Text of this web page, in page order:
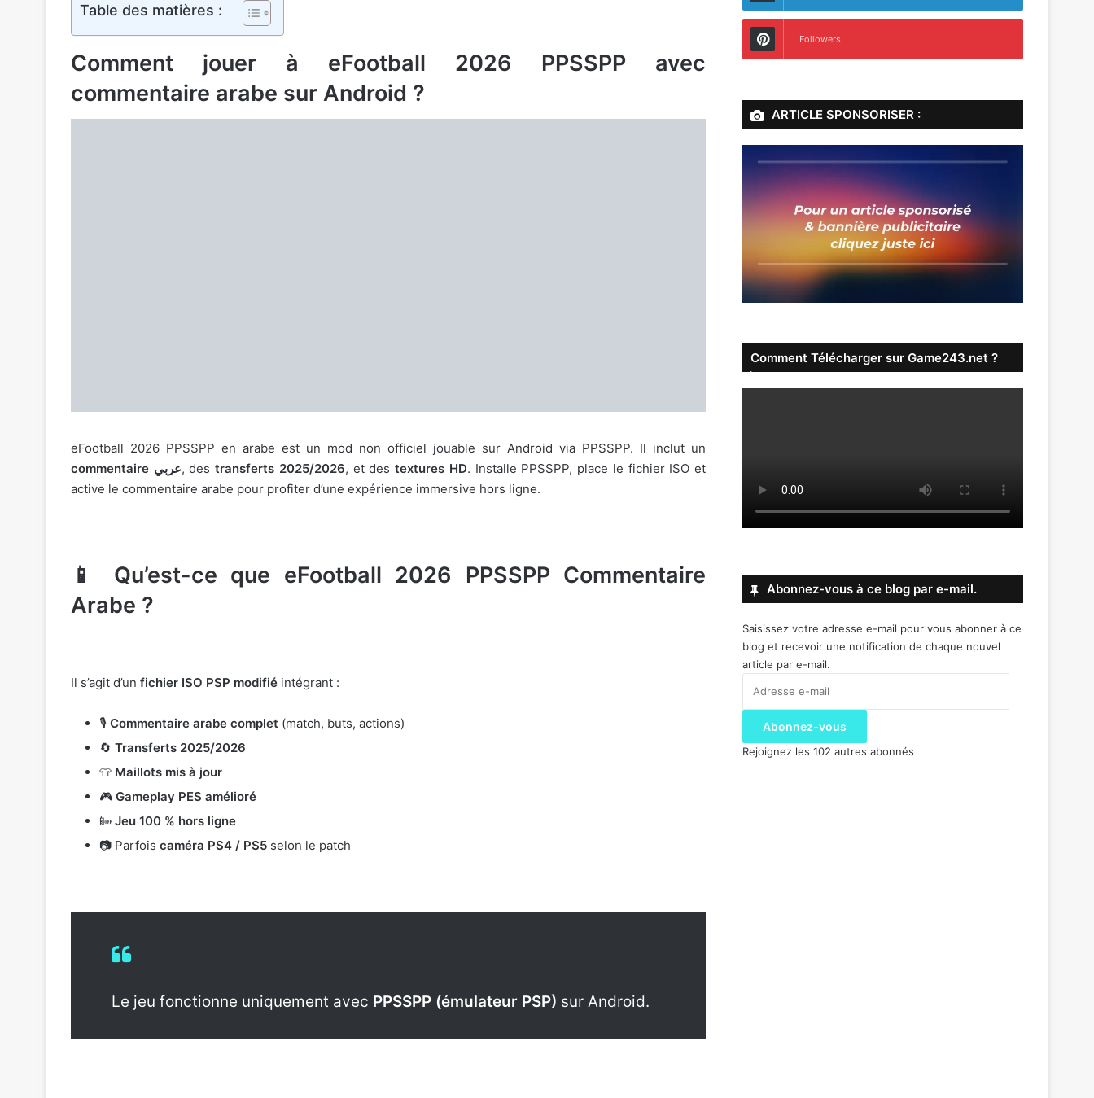
Table des matières :
Comment jouer à eFootball 2026 PPSSPP avec
commentaire arabe sur Android ?
eFootball 2026 PPSSPP en arabe est un mod non officiel jouable sur Android via PPSSPP. Il inclut un
commentaire عربي, destransferts 2025/2026, et destextures HD. Installe PPSSPP, place le fichier ISO et
active le commentaire arabe pour profiter d’une expérience immersive hors ligne.
📱 Qu’est-ce que eFootball 2026 PPSSPP Commentaire
Arabe ?
Il s’agit d’un fichier ISO PSP modifié intégrant :
🎙️ Commentaire arabe complet (match, buts, actions)
🔄 Transferts 2025/2026
👕 Maillots mis à jour
🎮 Gameplay PES amélioré
📴 Jeu 100 % hors ligne
📷 Parfois caméra PS4 / PS5 selon le patch
Le jeu fonctionne uniquement avec PPSSPP (émulateur PSP) sur Android.
Followers
ARTICLE SPONSORISER :
Comment Télécharger sur Game243.net ?
Abonnez-vous à ce blog par e-mail.
Saisissez votre adresse e-mail pour vous abonner à ce
blog et recevoir une notification de chaque nouvel
article par e-mail.
e-
Abonnez-vous
Rejoignez les 102 autres abonnés